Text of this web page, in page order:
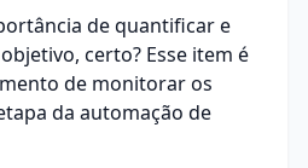
de quantificar e
certo? Esse item é
de monitorar os
da automação de